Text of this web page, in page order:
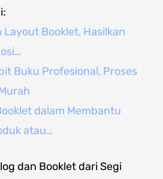
Layout Booklet, Hasilkan
Buku Profesional, Proses
dalam Membantu
atau…
dan Booklet dari Segi